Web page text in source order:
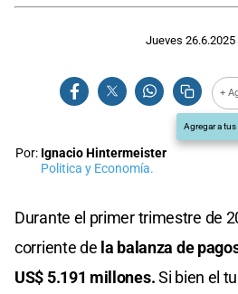
Jueves 26.6.2025
+
Agregar a
Por: Ignacio Hintermeister
Politica y Economía.
Durante el primer trimestre de
corriente de la balanza de
US$ 5.191 millones.Si bien el